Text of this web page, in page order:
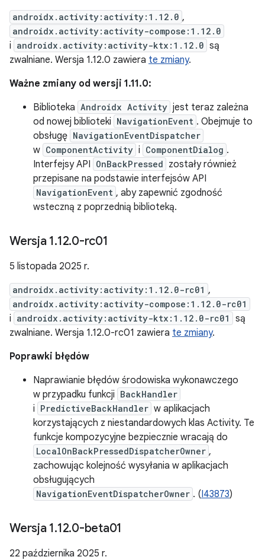
androidx.activity:activity:1.12.0 ,
androidx.activity:activity-compose:1.12.0
i androidx.activity:activity-ktx:1.12.0 są
zwalniane. Wersja 1.12.0 zawiera te zmiany.
Ważne zmiany od wersji 1.11.0:
Biblioteka Androidx Activity jest teraz zależna
od nowej biblioteki NavigationEvent . Obejmuje to
obsługę NavigationEventDispatcher
w ComponentActivity i ComponentDialog .
Interfejsy API OnBackPressed zostały również
przepisane na podstawie interfejsów API
NavigationEvent , aby zapewnić zgodność
wsteczną z poprzednią biblioteką.
Wersja 1.12.0-rc01
5 listopada 2025 r.
androidx.activity:activity:1.12.0-rc01 ,
androidx.activity:activity-compose:1.12.0-rc01
i androidx.activity:activity-ktx:1.12.0-rc01
są
zwalniane. Wersja 1.12.0-rc01 zawiera te zmiany.
Poprawki błędów
Naprawianie błędów środowiska wykonawczego
w przypadku funkcji BackHandler
i PredictiveBackHandler w aplikacjach
korzystających z niestandardowych klas Activity. Te
funkcje kompozycyjne bezpiecznie wracają do
LocalOnBackPressedDispatcherOwner ,
zachowując kolejność wysyłania w aplikacjach
obsługujących
NavigationEventDispatcherOwner . (I43873)
Wersja 1.12.0-beta01
22 października 2025 r.